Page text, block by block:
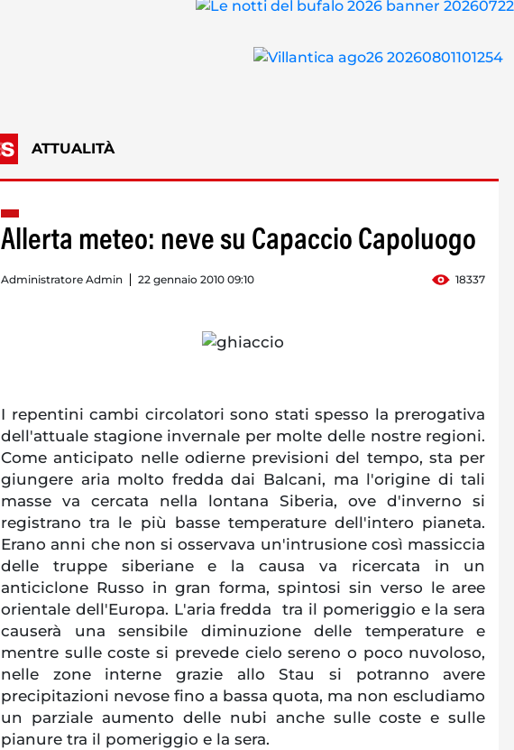
ATTUALITÀ
Allerta meteo: neve su Capaccio Capoluogo
Administratore Admin 22 gennaio 2010 09:10 18337
I repentini cambi circolatori sono stati spesso la prerogativa
dell'attuale stagione invernale per molte delle nostre regioni.
Come anticipato nelle odierne previsioni del tempo, sta per
giungere aria molto fredda dai Balcani, ma l'origine di tali
masse va cercata nella lontana Siberia, ove d'inverno si
registrano tra le più basse temperature dell'intero pianeta.
Erano anni che non si osservava un'intrusione così massiccia
delle truppe siberiane e la causa va ricercata in un
anticiclone Russo in gran forma, spintosi sin verso le aree
orientale dell'Europa. L'aria fredda tra il pomeriggio e la sera
causerà una sensibile diminuzione delle temperature e
mentre sulle coste si prevede cielo sereno o poco nuvoloso,
nelle zone interne grazie allo Stau si potranno avere
precipitazioni nevose fino a bassa quota, ma non escludiamo
un parziale aumento delle nubi anche sulle coste e sulle
pianure tra il pomeriggio e la sera.